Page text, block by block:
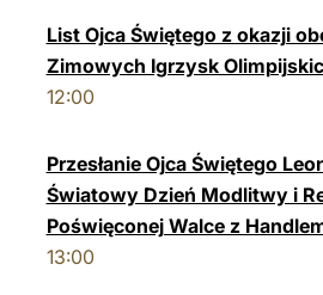
List Ojca Świętego z okazji
Zimowych Igrzysk
12:00
Przesłanie Ojca Świętego
Światowy Dzień Modlitwy i
Poświęconej Walce z
13:00